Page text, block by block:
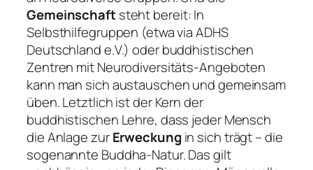
Gemeinschaftsteht bereit: In
Selbsthilfegruppen (etwa via ADHS
Deutschland e.V.) oder buddhistischen
Zentren mit Neurodiversitäts-Angeboten
kann man sich austauschen und gemeinsam
üben. Letztlich ist der Kern der
buddhistischen Lehre, dass jeder Mensch
die Anlage zurErweckung in sich trägt – die
sogenannte Buddha-Natur. Das gilt